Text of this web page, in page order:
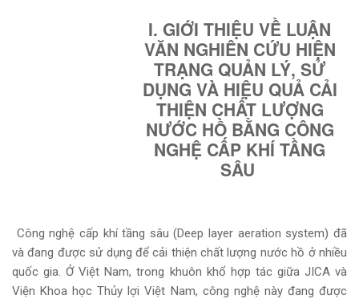
I. GIỚI THIỆU VỀ LUẬN
VĂN NGHIÊN CỨU HIỆN
TRẠNG QUẢN LÝ, SỬ
DỤNG VÀ HIỆU QUẢ CẢI
THIỆN CHẤT LƯỢNG
NƯỚC HỒ BẰNG CÔNG
NGHỆ CẤP KHÍ TẦNG
SÂU
Công nghệ cấp khí tầng sâu (Deep layer aeration system) đã
và đang được sử dụng để cải thiện chất lượng nước hồ ở nhiều
quốc gia. Ở Việt Nam, trong khuôn khổ hợp tác giữa JICA và
Viện Khoa học Thủy lợi Việt Nam, công nghệ này đang được